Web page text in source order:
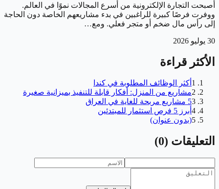
أصبحت التجارة الإلكترونية من أسرع المجالات نموًا في العالم.
ووفرت فرصًا كبيرة للراغبين في بدء مشاريعهم الخاصة دون الحاجة
إلى رأس مال ضخم أو متجر فعلي. ومع…
30 يوليو 2026
الأكثر قراءة
1 أكثر الوظائف المطلوبة في كندا
2مشاريع من المنزل: أفكار قابلة للتنفيذ بميزانية صغيرة
35 مشاريع مربحة للغاية في العراق
4 أبرز 5 فرص استثمار للمبتدئين
5(بدون عنوان)
التعليقات (
0
)